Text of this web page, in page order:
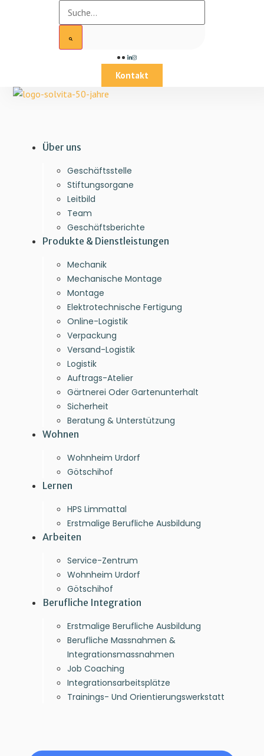
Kontakt
Über uns
Geschäftsstelle
Stiftungsorgane
Leitbild
Team
Geschäftsberichte
Produkte & Dienstleistungen
Mechanik
Mechanische Montage
Montage
Elektrotechnische Fertigung
Online-Logistik
Verpackung
Versand-Logistik
Logistik
Auftrags-Atelier
Gärtnerei Oder Gartenunterhalt
Sicherheit
Beratung & Unterstützung
Wohnen
Wohnheim Urdorf
Götschihof
Lernen
HPS Limmattal
Erstmalige Berufliche Ausbildung
Arbeiten
Service-Zentrum
Wohnheim Urdorf
Götschihof
Berufliche Integration
Erstmalige Berufliche Ausbildung
Berufliche Massnahmen &
Integrationsmassnahmen
Job Coaching
Integrationsarbeitsplätze
Trainings- Und Orientierungswerkstatt